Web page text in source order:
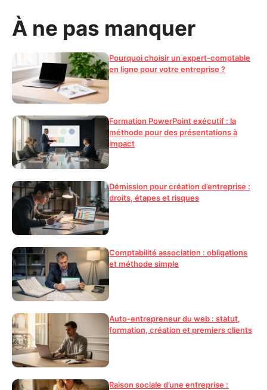
À ne pas manquer
Pourquoi choisir un expert-comptable
en ligne pour votre entreprise ?
Formation PowerPoint exécutif : la
méthode pour des présentations à
impact
Démission pour création d’entreprise :
droits, étapes et risques
Comptabilité association : obligations
et méthode simple
Auto-entrepreneur du web : statut,
formation, création et premiers clients
Raison sociale d’une entreprise :